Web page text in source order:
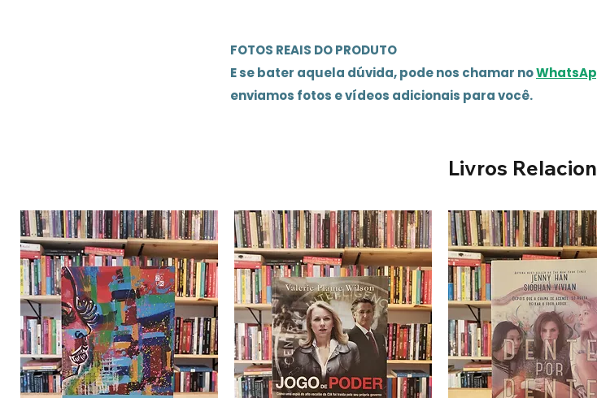
FOTOS REAIS DO PRODUTO
E se bater aquela dúvida, pode nos chamar no
enviamos fotos e vídeos adicionais para você.
Livros